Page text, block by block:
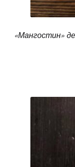
«Мангостин»